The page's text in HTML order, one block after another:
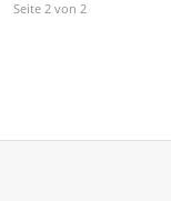
Seite 2 von 2